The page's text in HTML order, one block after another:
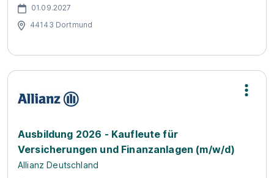
01.09.2027
44143 Dortmund
Ausbildung 2026 - Kaufleute für
Versicherungen und Finanzanlagen (m/w/d)
Allianz Deutschland